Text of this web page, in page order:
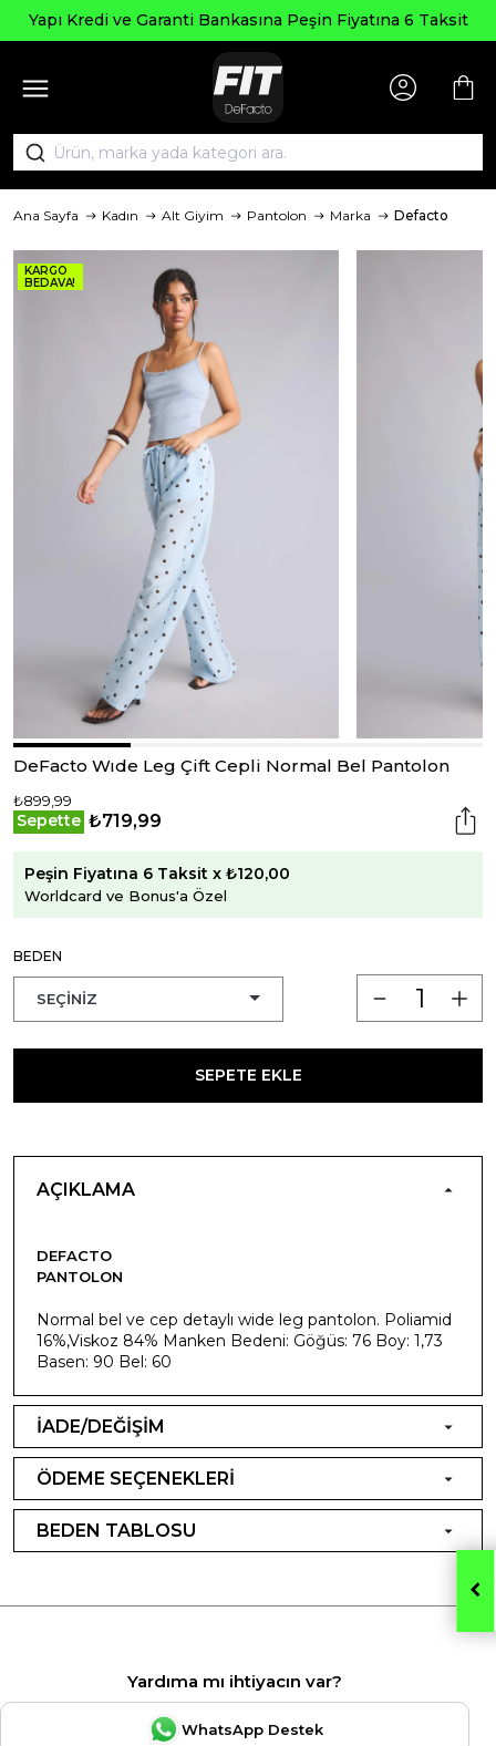
Yapı Kredi ve Garanti Bankasına Peşin Fiyatına 6 Taksit
Ana Sayfa Kadın Alt Giyim Pantolon Marka Defacto
KARGO
BEDAVA!
DeFacto Wıde Leg Çift Cepli Normal Bel Pantolon
₺899,99
Sepette ₺719,99
Peşin Fiyatına 6 Taksit x ₺120,00
Worldcard ve Bonus'a Özel
BEDEN
SEPETE EKLE
AÇIKLAMA
DEFACTO
PANTOLON
Normal bel ve cep detaylı wide leg pantolon. Poliamid
16%,Viskoz 84% Manken Bedeni: Göğüs: 76 Boy: 1,73
Basen: 90 Bel: 60
İADE/DEĞİŞİM
ÖDEME SEÇENEKLERİ
BEDEN TABLOSU
Yardıma mı ihtiyacın var?
WhatsApp Destek